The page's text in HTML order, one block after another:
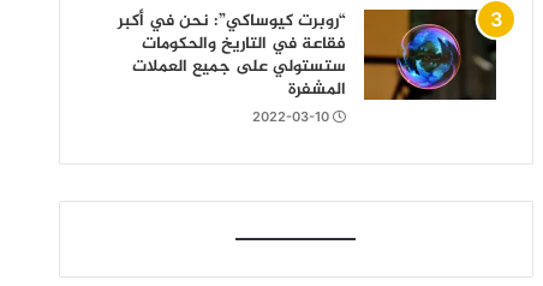
“روبرت كيوساكي”: نحن في أكبر
فقاعة في التاريخ والحكومات
ستستولي على جميع العملات
المشفرة
2022-03-10